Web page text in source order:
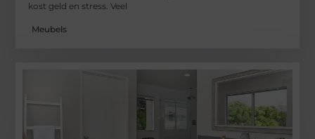
kost geld en stress. Veel
Meubels